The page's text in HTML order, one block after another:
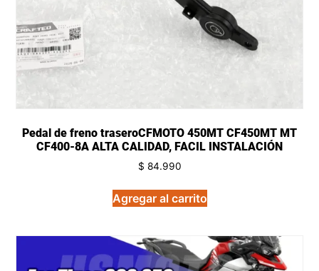
Pedal de freno traseroCFMOTO 450MT CF450MT MT
CF400-8A ALTA CALIDAD, FACIL INSTALACIÓN
$ 84.990
Agregar al carrito